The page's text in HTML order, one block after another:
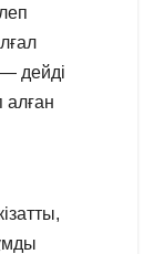
дейді
алған